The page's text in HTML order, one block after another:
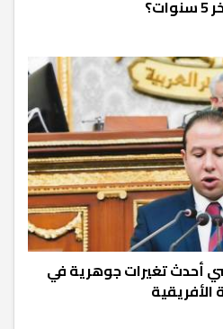
أحدث تغيرات جوهرية في